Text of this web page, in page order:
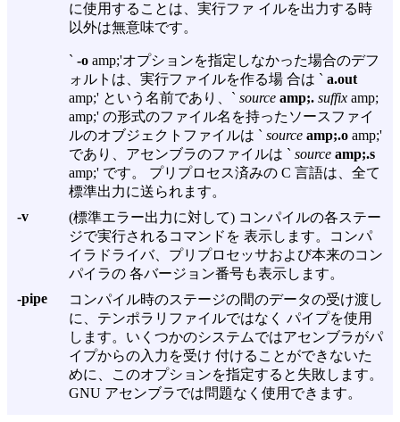
に使用することは、実行ファ イルを出力する時
以外は無意味です。
` -o amp;'オプションを指定しなかった場合のデフ
ォルトは、実行ファイルを作る場 合は ` a.out
amp;' という名前であり、` source amp;. suffix amp;
amp;' の形式のファイル名を持ったソースファイ
ルのオブジェクトファイルは ` source amp;.o amp;'
であり、アセンブラのファイルは ` source amp;.s
amp;' です。 プリプロセス済みの C 言語は、全て
標準出力に送られます。
-v
(標準エラー出力に対して) コンパイルの各ステー
ジで実行されるコマンドを 表示します。コンパ
イラドライバ、プリプロセッサおよび本来のコン
パイラの 各バージョン番号も表示します。
-pipe
コンパイル時のステージの間のデータの受け渡し
に、テンポラリファイルではなく パイプを使用
します。いくつかのシステムではアセンブラがパ
イプからの入力を受け 付けることができないた
めに、このオプションを指定すると失敗します。
GNU アセンブラでは問題なく使用できます。